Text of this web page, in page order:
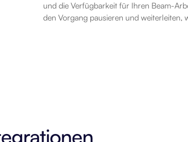
und die Verfügbarkeit für Ihren Beam-
den Vorgang pausieren und